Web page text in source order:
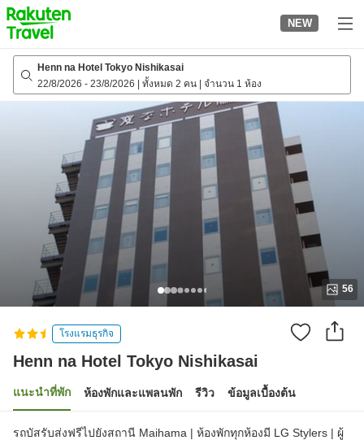
to
top
page
NEW
Henn na Hotel Tokyo Nishikasai
22/8/2026 - 23/8/2026 ทั้งหมด 2 คน จำนวน 1 ห้อง
56
โรงแรมธุรกิจ
Henn na Hotel Tokyo Nishikasai
แนะนำที่พัก ห้องพักและแพลนพัก รีวิว ข้อมูลเบื้องต้น
รถบัสรับส่งฟรีไปยังสถานี Maihama | ห้องพักทุกห้องมี LG Stylers | ผู้